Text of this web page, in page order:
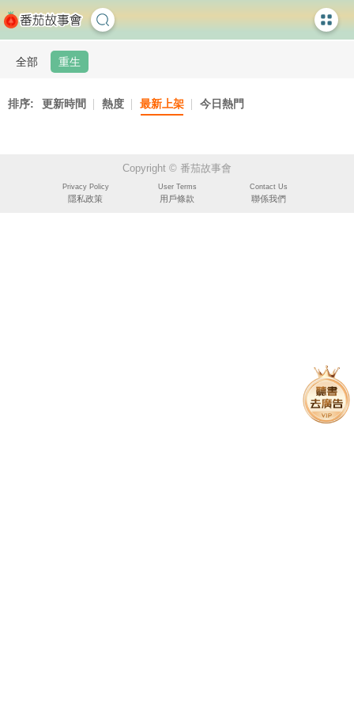
全部 重生
排序: 更新時間 熱度 最新上架 今日熱門
Copyright © 番茄故事會
Privacy Policy
隱私政策
User Terms
用戶條款
Contact Us
聯係我們